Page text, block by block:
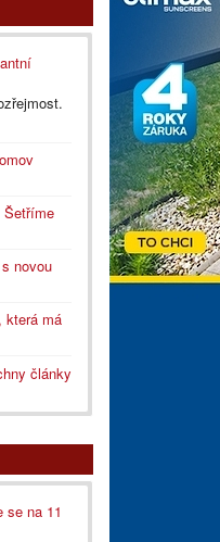
Šetříme
novou
která má
články
se na 11